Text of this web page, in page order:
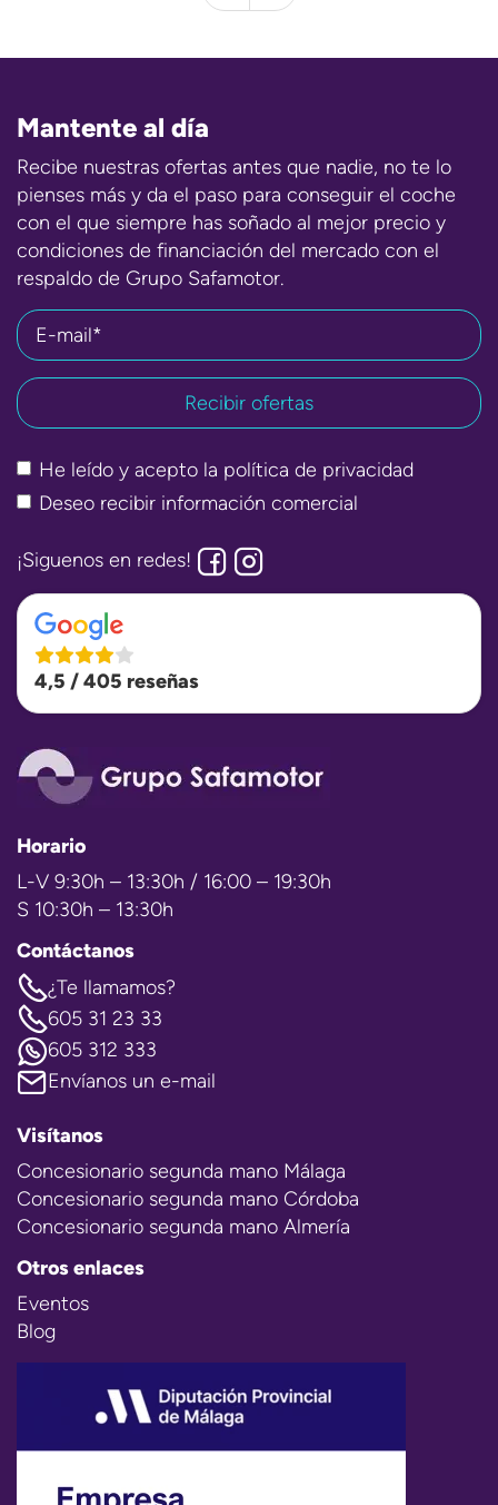
Mantente al día
Recibe nuestras ofertas antes que nadie, no te lo
pienses más y da el paso para conseguir el coche
con el que siempre has soñado al mejor precio y
condiciones de financiación del mercado con el
respaldo de Grupo Safamotor.
E-mail*
He leído y acepto la política de privacidad
Deseo recibir información comercial
¡Siguenos en redes!
4,5 / 405 reseñas
Horario
L-V 9:30h – 13:30h / 16:00 – 19:30h
S 10:30h – 13:30h
Contáctanos
¿Te llamamos?
605 31 23 33
605 312 333
Envíanos un e-mail
Visítanos
Concesionario segunda mano Málaga
Concesionario segunda mano Córdoba
Concesionario segunda mano Almería
Otros enlaces
Eventos
Blog